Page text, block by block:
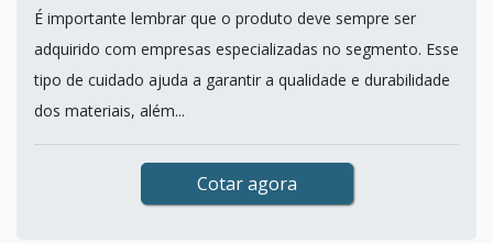
É importante lembrar que o produto deve sempre ser
adquirido com empresas especializadas no segmento. Esse
tipo de cuidado ajuda a garantir a qualidade e durabilidade
dos materiais, além...
Cotar agora